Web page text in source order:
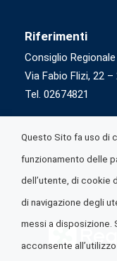
Riferimenti
Consiglio
Via Fabio Flizi, 22 –
Tel. 02674821
Questo Sito fa uso di
funzionamento delle
dell’utente, di cookie
di navigazione degli
messi a
acconsente